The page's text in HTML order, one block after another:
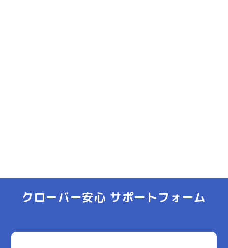
クローバー安心 サポートフォーム